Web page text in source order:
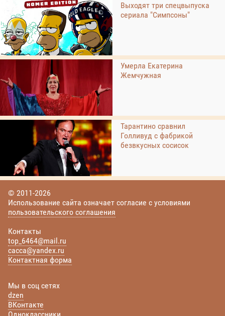
Выходят три спецвыпуска
сериала "Симпсоны"
Умерла Екатерина
Жемчужная
Тарантино сравнил
Голливуд с фабрикой
безвкусных сосисок
© 2011-2026
Использование сайта означает согласие с условиями
пользовательского соглашения
Контакты
top_6464@mail.ru
cacca@yandex.ru
Контактная форма
Мы в соц сетях
dzen
ВКонтакте